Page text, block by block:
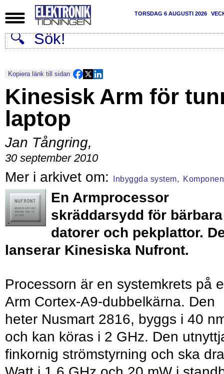
TORSDAG 6 AUGUSTI 2026
Kopiera länk till sidan
Kinesisk Arm för
laptop
Jan Tångring,
30 september 2010
Inbyggda system,
En Armprocessor
skräddarsydd för bärbara
datorer och pekplattor.
lanserar Kinesiska Nufront.
Processorn är en systemkrets på
Arm Cortex-A9-dubbelkärna. Den
heter Nusmart 2816, byggs i 40
och kan köras i 2 GHz. Den
finkornig strömstyrning och ska